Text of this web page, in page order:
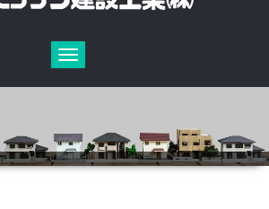
Toggle
navigation